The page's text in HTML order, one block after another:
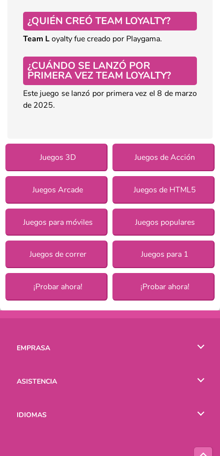
¿QUIÉN CREÓ TEAM LOYALTY?
Team Loyalty fue creado por Playgama.
¿CUÁNDO SE LANZÓ POR
PRIMERA VEZ TEAM LOYALTY?
Este juego se lanzó por primera vez el 8 de marzo
de 2025.
Juegos 3D Juegos de Acción
Juegos Arcade Juegos de HTML5
Juegos para móviles Juegos populares
Juegos de correr Juegos para 1
¡Probar ahora! ¡Probar ahora!
EMPRASA
ASISTENCIA
IDIOMAS